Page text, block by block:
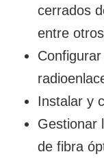
cerrados
entre
Instalar y
Gestionar
de fibra